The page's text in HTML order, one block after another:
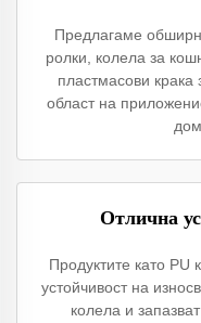
Предлагаме
ролки, колела за
пластмасови
област на
Отлична
Продуктите като PU
устойчивост на
колела и